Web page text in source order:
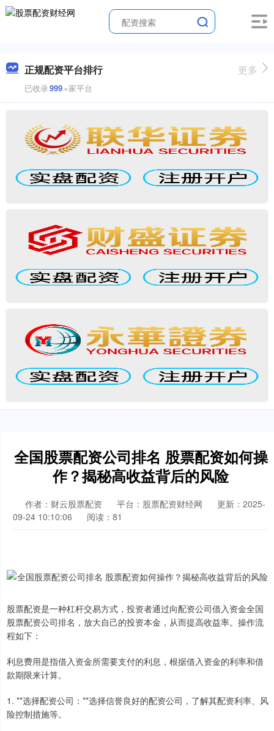
正规配资平台排行
已收录999+家平台
更多
全国股票配资公司排名 股票配资如何操
作？揭秘高收益背后的风险
作者：财云股票配资 平台：股票配资财经网
更新：2025-
09-24 10:10:06
阅读：81
股票配资是一种杠杆交易方式，投资者通过向配资公司借入资金全国
股票配资公司排名，放大自己的投资本金，从而提高收益率。操作流
程如下：
利息费用是指借入资金所需要支付的利息，根据借入资金的利率和借
款期限来计算。
1. **选择配资公司：**选择信誉良好的配资公司，了解其配资利率、风
险控制措施等。